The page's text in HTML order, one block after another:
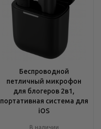
Беспроводной
петличный микрофон
для блогеров 2в1,
портативная система для
iOS
В наличии